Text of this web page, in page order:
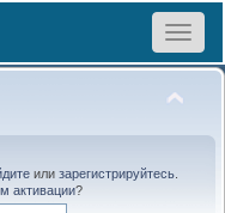
Toggle
или зарегистрируйтесь.
активации?